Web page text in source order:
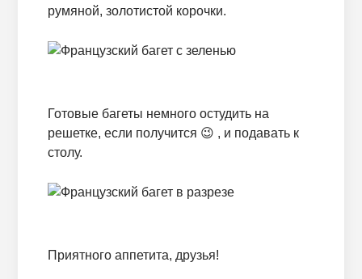
румяной, золотистой корочки.
Готовые багеты немного остудить на
решетке, если получится 😉 , и подавать к
столу.
Приятного аппетита, друзья!